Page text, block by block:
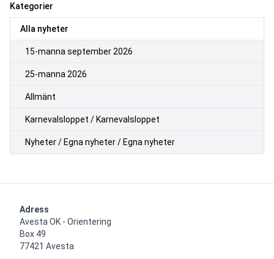
Kategorier
Alla nyheter
15-manna september 2026
25-manna 2026
Allmänt
Karnevalsloppet / Karnevalsloppet
Nyheter / Egna nyheter / Egna nyheter
Adress
Avesta OK - Orientering
Box 49
77421 Avesta